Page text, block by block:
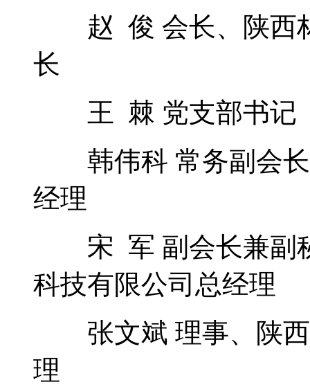
赵 俊 会长、陕西
长
王 棘 党支部书记
韩伟科 常务副会长
经理
宋 军 副会长兼副
科技有限公司总经理
张文斌 理事、陕西
理